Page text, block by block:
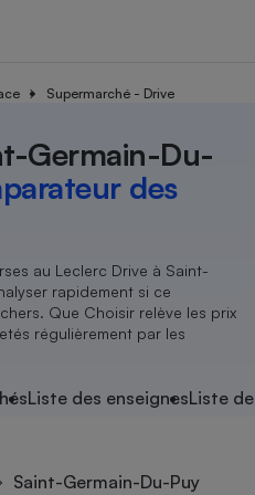
Supermarché - Drive
Germain-Du-
des
au Leclerc Drive à Saint-
rapidement si ce
Que Choisir relève les prix
régulièrement par les
Liste des enseignesListe
Saint-Germain-Du-Puy
Additifs
Agriculture
Produit alimentaire
Achat - Vente - Location
Carburant
Magasin - Grande surface
Marketing - Fidélisation
Organismes de défense
Système judiciairegratuit
Air
Eau
Achat - Vente - Travaux
Location
Sport
Vacances - Tourisme
électrique
Démarche administrative
Senior
Service marchand
Train
Transport aérien
locale
Ensemble